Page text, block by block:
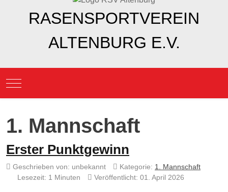
RASENSPORTVEREIN
ALTENBURG E.V.
Mobile Menu Toggle
1. Mannschaft
Erster Punktgewinn
Geschrieben von: unbekannt Kategorie: 1. Mannschaft
Lesezeit: 1 Minuten
Veröffentlicht: 01. April 2026